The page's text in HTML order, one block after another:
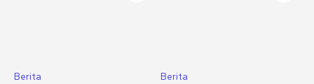
Berita Berita